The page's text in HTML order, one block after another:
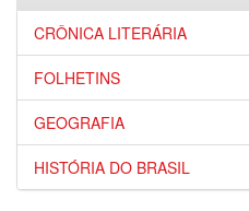
CRÔNICA LITERÁRIA
FOLHETINS
GEOGRAFIA
HISTÓRIA DO BRASIL